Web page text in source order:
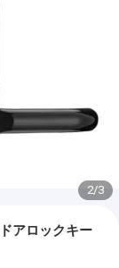
2/3
アロックキー